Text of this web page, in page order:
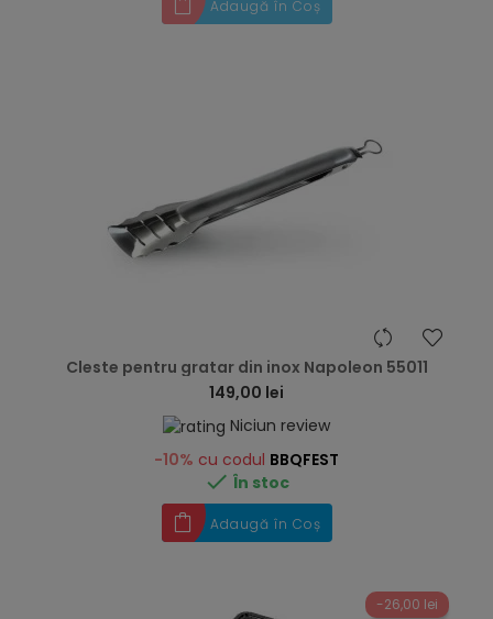
Adaugă în Coș
Cleste pentru gratar din inox Napoleon 55011
149,00 lei
Niciun review
-10% cu codul BBQFEST
 În stoc
Adaugă în Coș
-26,00 lei